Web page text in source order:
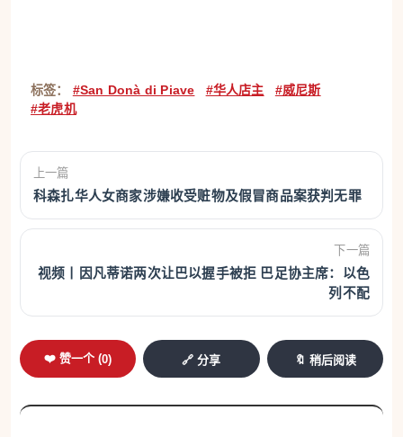
标签： #San Donà di Piave #华人店主
#威尼斯
#老虎机
上一篇
科森扎华人女商家涉嫌收受赃物及假冒商品案获判无罪
下一篇
视频丨因凡蒂诺两次让巴以握手被拒 巴足协主席：以色
列不配
❤️ 赞一个 (0) 🔗 分享 🔖 稍后阅读